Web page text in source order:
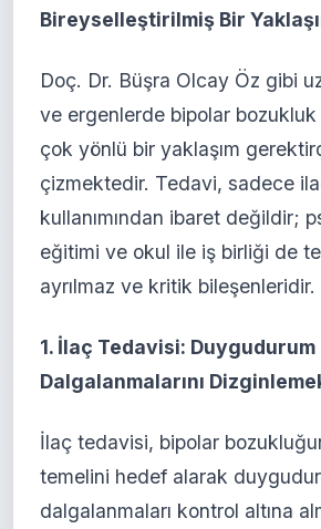
Bireyselleştirilmiş Bir
Doç. Dr. Büşra Olcay Öz gibi
ve ergenlerde bipolar
çok yönlü bir yaklaşım
çizmektedir. Tedavi, sadece
kullanımından ibaret değildir;
eğitimi ve okul ile iş birliği de
ayrılmaz ve kritik bileşenleridir.
1. İlaç Tedavisi: Duygudurum
Dalgalanmalarını
İlaç tedavisi, bipolar
temelini hedef alarak
dalgalanmaları kontrol altına